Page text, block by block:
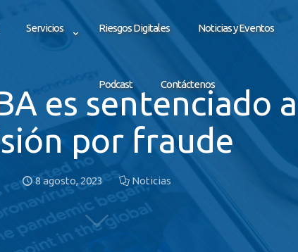
Servicios Riesgos Digitales Noticias y Eventos
Podcast Contáctenos
es sentenciado
por fraude
8 agosto, 2023 Noticias